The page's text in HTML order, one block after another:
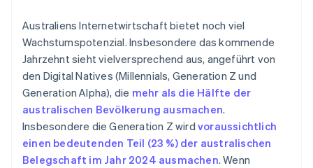
Australiens Internetwirtschaft bietet noch viel
Wachstumspotenzial. Insbesondere das kommende
Jahrzehnt sieht vielversprechend aus, angeführt von
den Digital Natives (Millennials, Generation Z und
Generation Alpha), die mehr als die Hälfte der
australischen Bevölkerung ausmachen.
Insbesondere die Generation Z wird voraussichtlich
einen bedeutenden Teil (23 %) der australischen
Belegschaft im Jahr 2024 ausmachen. Wenn
NederlandsEnglish
Norwegen
English
Österreich
DeutschEnglish
Polen
English
Portugal
Português English
Rumänien
English